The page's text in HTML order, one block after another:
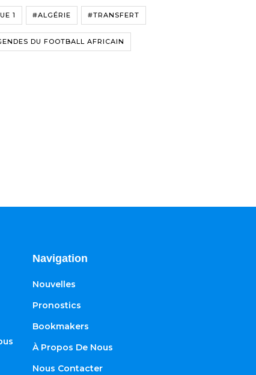
1 #ALGÉRIE #TRANSFERT
DU FOOTBALL AFRICAIN
Navigation
Nouvelles
Pronostics
Bookmakers
À Propos De Nous
Nous Contacter